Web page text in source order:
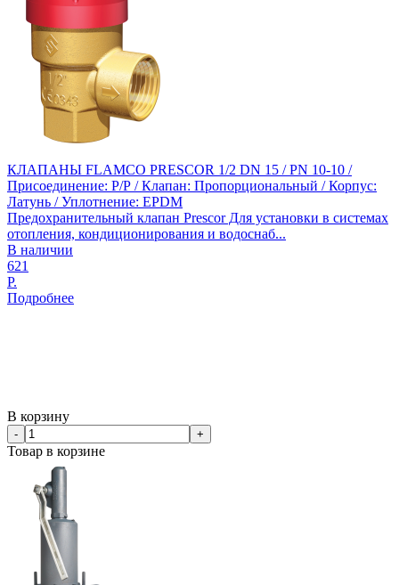
КЛАПАНЫ FLAMCO PRESCOR 1/2 DN 15 / PN 10-10 /
Присоединение: Р/Р / Клапан: Пропорциональный / Корпус:
Латунь / Уплотнение: EPDM
Предохранительный клапан Prescor Для установки в системах
отопления, кондиционирования и водоснаб...
В наличии
621
Р.
Подробнее
В корзину
- +
Товар в корзине